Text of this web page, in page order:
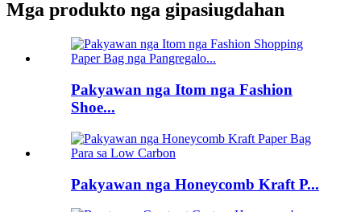
Mga produkto nga gipasiugdahan
Pakyawan nga Itom nga Fashion
Shoe...
Pakyawan nga Honeycomb Kraft P...